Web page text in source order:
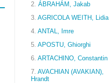
2. ÁBRAHÁM, Jakab
3. AGRICOLA WEITH, Lidia
4. ANTAL, Imre
5. APOSTU, Ghiorghi
6. ARTACHINO, Constantin
7. AVACHIAN (AVAKIAN),
Hrandt